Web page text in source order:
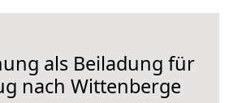
als Beiladung für
nach Wittenberge